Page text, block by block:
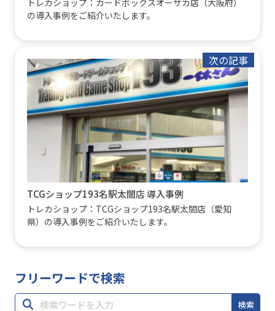
の導入事例をご紹介いたします。
TCGショップ193名駅太閤店 導入事例
トレカショップ：TCGショップ193名駅太閤店（愛知
県）の導入事例をご紹介いたします。
次の記事
フリーワードで検索
検索